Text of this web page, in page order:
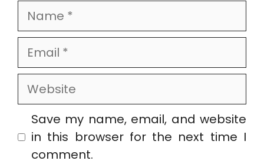
Name
Email
Website
Save my name, email, and website
in this browser for the next time I
comment.